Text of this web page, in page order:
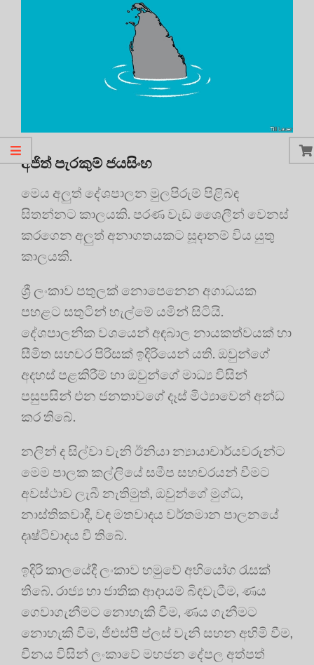
අජිත් පැරකුම් ජයසිංහ
මෙය අලුත් දේශපාලන මුලපිරුම් පිළිබඳ
සිතන්නට කාලයකි. පරණ වැඩ ශෛලීන් වෙනස්
කරගෙන අලුත් අනාගතයකට සූදානම් විය යුතු
කාලයකි.
ශ්‍රී ලංකාව පතුලක් නොපෙනෙන අගාධයක
පහළට සතුටින් හැල්මේ යමින් සිටියි.
දේශපාලනික වශයෙන් අඳබාල නායකත්වයක් හා
සීමිත සහචර පිරිසක් ඉදිරියෙන් යති. ඔවුන්ගේ
අදහස් පළකිරීම් හා ඔවුන්ගේ මාධ්‍ය විසින්
පසුපසින් එන ජනතාවගේ දෑස් මිථ්‍යාවෙන් අන්ධ
කර තිබේ.
නලින් ද සිල්වා වැනි ඊනියා න්‍යායාචාර්යවරුන්ට
මෙම පාලක කල්ලියේ සමීප සහචරයන් වීමට
අවස්ථාව ලැබී නැතිමුත්, ඔවුන්ගේ මුග්ධ,
නාස්තිකවාදී, වඳ මතවාදය වර්තමාන පාලනයේ
දෘෂ්ටිවාදය වී තිබේ.
ඉදිරි කාලයේදී ලංකාව හමුවේ අභියෝග රැසක්
තිබේ. රාජ්‍ය හා ජාතික ආදායම් බිඳවැටීම, ණය
ගෙවාගැනීමට නොහැකි වීම, ණය ගැනීමට
නොහැකි වීම, ජීඑස්පී ප්ලස් වැනි සහන අහිමි වීම,
චීනය විසින් ලංකාවේ මහජන දේපල අත්පත්